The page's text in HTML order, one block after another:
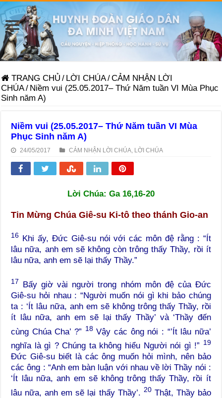
TRANG CHỦ / LỜI CHÚA/CẢM NHẬN LỜI
CHÚA/ Niềm vui (25.05.2017– Thứ Năm tuần VI Mùa Phục
Sinh năm A)
Niềm vui (25.05.2017– Thứ Năm tuần VI Mùa
Phục Sinh năm A)
24/05/2017 CẢM NHẬN LỜI CHÚA LỜI CHÚA
Lời Chúa: Ga 16,16-20
Tin Mừng Chúa Giê-su Ki-tô theo thánh Gio-an
16
Khi ấy, Đức Giê-su nói với các môn đệ rằng : “Ít
lâu nữa, anh em sẽ không còn trông thấy Thầy, rồi ít
lâu nữa, anh em sẽ lại thấy Thầy.”
17
Bấy giờ vài người trong nhóm môn đệ của Đức
Giê-su hỏi nhau : “Người muốn nói gì khi bảo chúng
ta : ‘Ít lâu nữa, anh em sẽ không trông thấy Thầy, rồi
ít lâu nữa, anh em sẽ lại thấy Thầy’ và ‘Thầy đến
cùng Chúa Cha’ ?” 18Vậy các ông nói : “’Ít lâu nữa’
nghĩa là gì ? Chúng ta không hiểu Người nói gì !” 19
Đức Giê-su biết là các ông muốn hỏi mình, nên bảo
các ông : “Anh em bàn luận với nhau về lời Thầy nói :
‘Ít lâu nữa, anh em sẽ không trông thấy Thầy, rồi ít
lâu nữa, anh em sẽ lại thấy Thầy’. 20Thật, Thầy bảo